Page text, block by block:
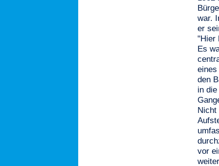
war.
er
"Hier
Es
den
in
Nicht
vor